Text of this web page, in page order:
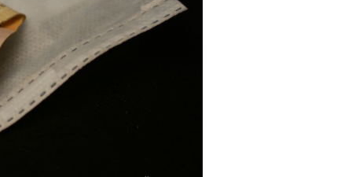
Власти Беларуси снова делают
ставку на города-спутники вокруг